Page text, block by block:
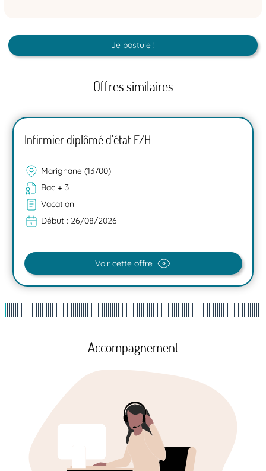
Je postule !
Offres similaires
Infirmier diplômé d’état F/H
Marignane (13700)
Bac + 3
Vacation
Début : 26/08/2026
Voir cette offre
Accompagnement